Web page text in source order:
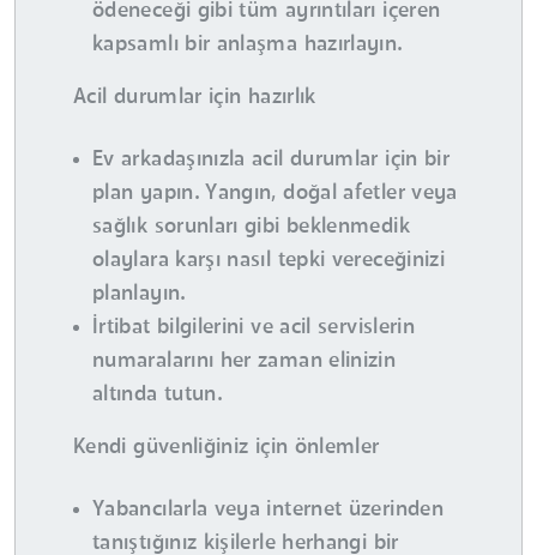
ödeneceği gibi tüm ayrıntıları içeren
kapsamlı bir anlaşma hazırlayın.
Acil durumlar için hazırlık
Ev arkadaşınızla acil durumlar için bir
plan yapın. Yangın, doğal afetler veya
sağlık sorunları gibi beklenmedik
olaylara karşı nasıl tepki vereceğinizi
planlayın.
İrtibat bilgilerini ve acil servislerin
numaralarını her zaman elinizin
altında tutun.
Kendi güvenliğiniz için önlemler
Yabancılarla veya internet üzerinden
tanıştığınız kişilerle herhangi bir